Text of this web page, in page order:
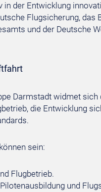
in der Entwicklung
Flugsicherung,
und der Deutsche
Darmstadt widmet
die Entwicklung
sein:
Flugbetrieb.
und